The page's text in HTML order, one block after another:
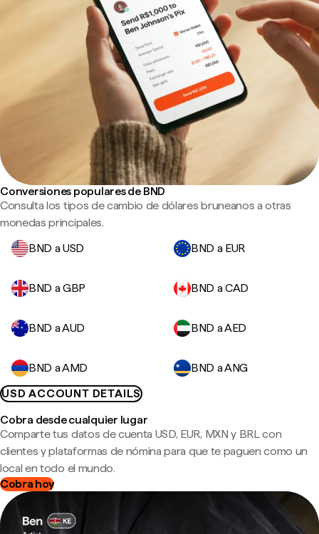
Conversiones populares de BND
Consulta los tipos de cambio de dólares bruneanos a otras
monedas principales.
BND a USD
BND a EUR
BND a GBP BND a CAD
BND a AUD BND a AED
BND a AMD
BND a ANG
USD ACCOUNT DETAILS
Cobra desde cualquier lugar
Comparte tus datos de cuenta USD, EUR, MXN y BRL con
clientes y plataformas de nómina para que te paguen como un
local en todo el mundo.
Cobra hoy